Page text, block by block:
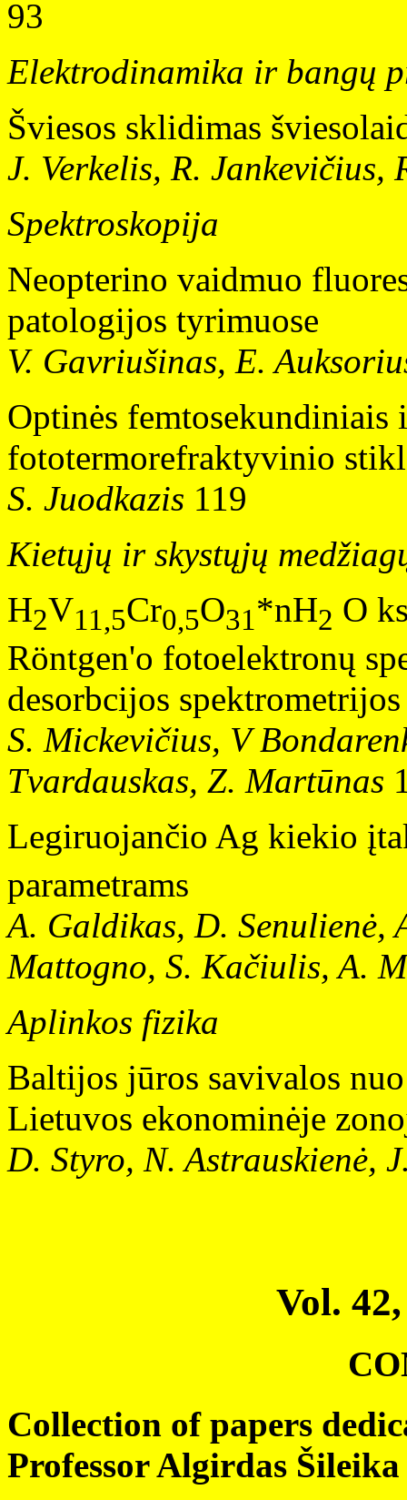
93
Elektrodinamika ir bangų
Šviesos sklidimas
J. Verkelis, R. Jankevičius,
Spektroskopija
Neopterino vaidmuo
patologijos tyrimuose
V. Gavriušinas, E.
Optinės femtosekundiniais
fototermorefraktyvinio
S. Juodkazis 119
Kietųjų ir skystųjų
H2V11,5Cr0,5O31*nH2 O
Röntgen'o fotoelektronų
desorbcijos
S. Mickevičius, V
Tvardauskas, Z. Martūnas
Legiruojančio Ag kiekio
parametrams
A. Galdikas, D. Senulienė,
Mattogno, S. Kačiulis, A.
Aplinkos fizika
Baltijos jūros savivalos
Lietuvos ekonominėje
D. Styro, N. Astrauskienė,
Vol.
Collection of papers
Professor Algirdas Šileika